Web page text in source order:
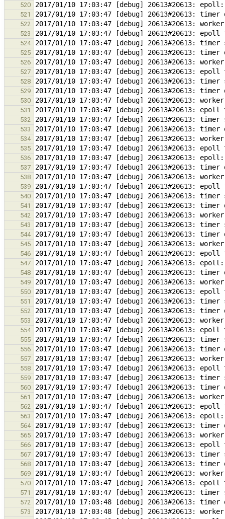
520
521
522
523
524
525
526
527
528
529
530
531
532
533
534
535
536
537
538
539
540
541
542
543
544
545
546
547
548
549
550
551
552
553
554
555
556
557
558
559
560
561
562
563
564
565
566
567
568
569
570
571
572
573